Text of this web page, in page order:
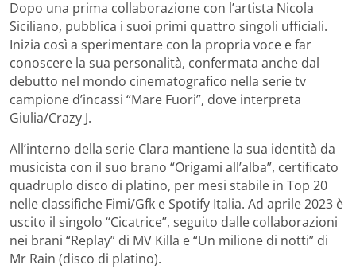
Dopo una prima collaborazione con l’artista Nicola
Siciliano, pubblica i suoi primi quattro singoli ufficiali.
Inizia così a sperimentare con la propria voce e far
conoscere la sua personalità, confermata anche dal
debutto nel mondo cinematografico nella serie tv
campione d’incassi “Mare Fuori”, dove interpreta
Giulia/Crazy J.
All’interno della serie Clara mantiene la sua identità da
musicista con il suo brano “Origami all’alba”, certificato
quadruplo disco di platino, per mesi stabile in Top 20
nelle classifiche Fimi/Gfk e Spotify Italia. Ad aprile 2023 è
uscito il singolo “Cicatrice”, seguito dalle collaborazioni
nei brani “Replay” di MV Killa e “Un milione di notti” di
Mr Rain (disco di platino).